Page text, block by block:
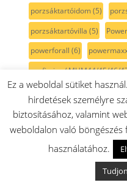
porzsáktartóidom(5)
porzsáktartóvilla (5)
powerforall (6)
profimixx / MUM44/45/46/
profimixx / MUM44/45/46/
préselőegység
(14) PTC (1)
pár(2) páraelszívó(22)
rendszer(1) reszelelő (5)
robot
Ez a weboldal sütiket
hirdetések személyre
biztosításához, valamint
weboldalon való böngészés
használatához.